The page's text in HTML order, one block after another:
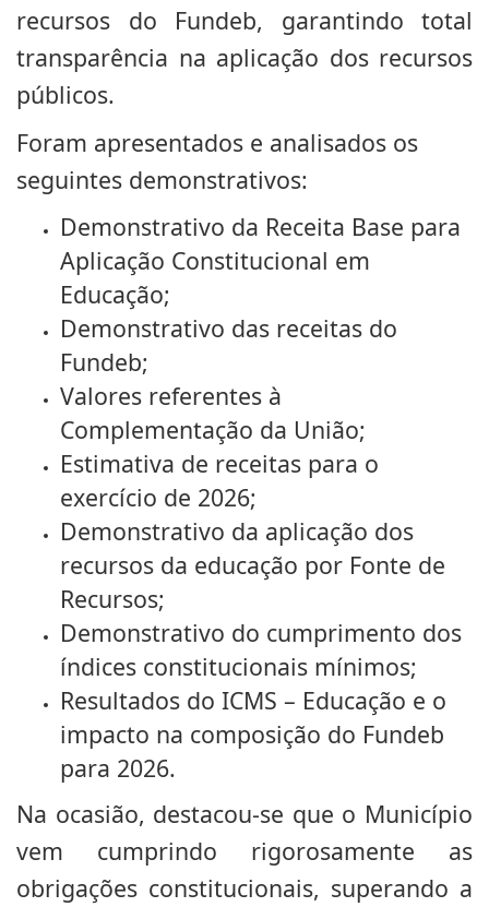
recursos do Fundeb, garantindo total
transparência na aplicação dos recursos
públicos.
Foram apresentados e analisados os
seguintes demonstrativos:
Demonstrativo da Receita Base para
Aplicação Constitucional em
Educação;
Demonstrativo das receitas do
Fundeb;
Valores referentes à
Complementação da União;
Estimativa de receitas para o
exercício de 2026;
Demonstrativo da aplicação dos
recursos da educação por Fonte de
Recursos;
Demonstrativo do cumprimento dos
índices constitucionais mínimos;
Resultados do ICMS – Educação e o
impacto na composição do Fundeb
para 2026.
Na ocasião, destacou-se que o Município
vem cumprindo rigorosamente as
obrigações constitucionais, superando a